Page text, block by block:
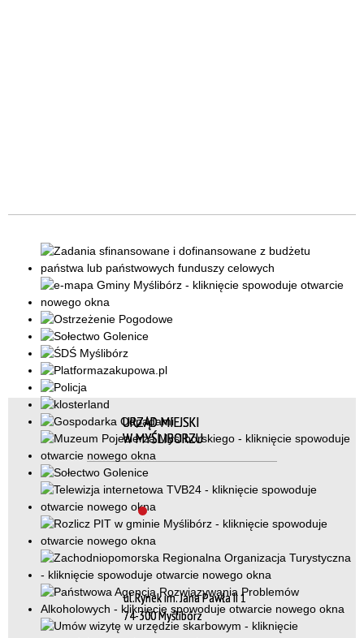
URZĄD MIEJSKI
W MYŚLIBORZU
ul.Rynek im. Jana Pawła II 1
74-300 Myślibórz